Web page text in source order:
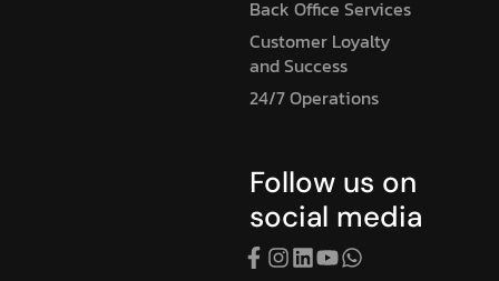
Back Office Services
Customer Loyalty
and Success
24/7 Operations
Follow us on
social media